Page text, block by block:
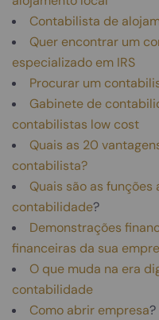
Contabilista de
Quer encontrar um
especializado em IRS
Procurar um
Gabinete de
contabilistas low cost
Quais as 20
contabilista?
Quais são as
contabilidade?
Demonstrações
financeiras da sua
O que muda na era
contabilidade
Como abrir empresa?